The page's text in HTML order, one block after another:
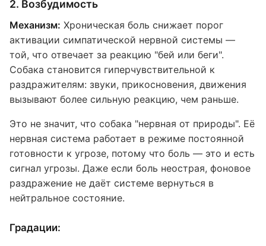
2. Возбудимость
Механизм: Хроническая боль снижает порог
активации симпатической нервной системы —
той, что отвечает за реакцию "бей или беги".
Собака становится гиперчувствительной к
раздражителям: звуки, прикосновения, движения
вызывают более сильную реакцию, чем раньше.
Это не значит, что собака "нервная от природы". Её
нервная система работает в режиме постоянной
готовности к угрозе, потому что боль — это и есть
сигнал угрозы. Даже если боль неострая, фоновое
раздражение не даёт системе вернуться в
нейтральное состояние.
Градации: